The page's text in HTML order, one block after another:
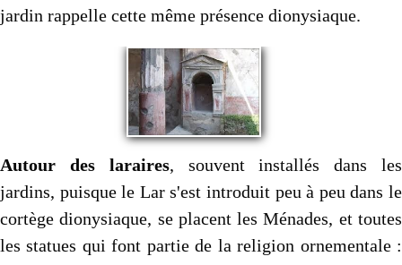
jardin rappelle cette même présence dionysiaque.
Autour des laraires, souvent installés dans les
jardins, puisque le Lar s'est introduit peu à peu dans le
cortège dionysiaque, se placent les Ménades, et toutes
les statues qui font partie de la religion ornementale :